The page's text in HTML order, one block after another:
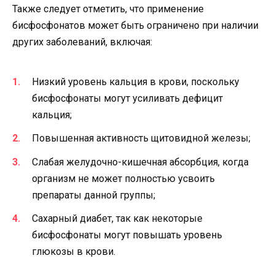
Также следует отметить, что применение
бисфосфонатов может быть ограничено при наличии
других заболеваний, включая:
Низкий уровень кальция в крови, поскольку
бисфосфонаты могут усиливать дефицит
кальция;
Повышенная активность щитовидной железы;
Слабая желудочно-кишечная абсорбция, когда
организм не может полностью усвоить
препараты данной группы;
Сахарный диабет, так как некоторые
бисфосфонаты могут повышать уровень
глюкозы в крови.